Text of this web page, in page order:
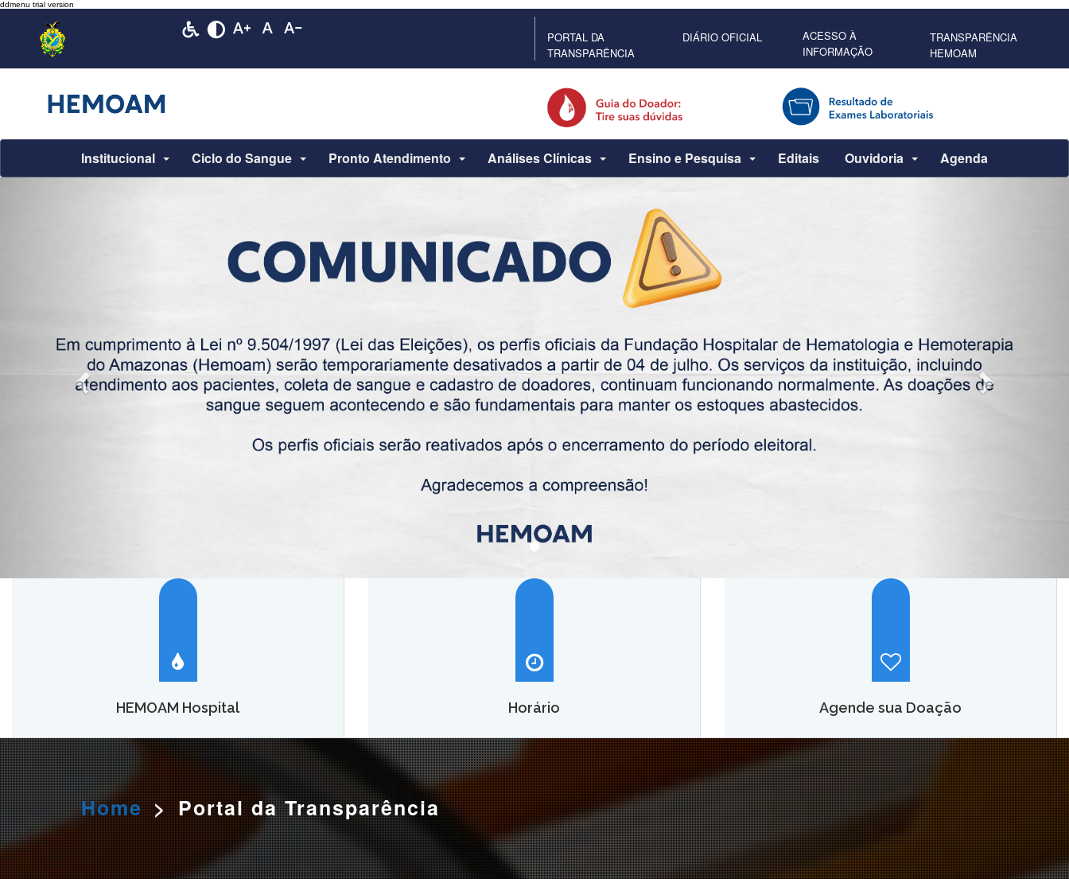
PORTAL DA
TRANSPARÊNCIA
DIÁRIO OFICIAL
ACESSO À
INFORMAÇÃO
TRANSPARÊNCIA
HEMOAM
Institucional Ciclo do Sangue Pronto Atendimento Análises Clínicas Ensino e Pesquisa Editais Ouvidoria Agenda
HEMOAM Hospital
O HEMOAM Hospital vai aumentar em até seis vezes a
capacidade atual de assistência hematológica e
oncohematológica do Amazonas,saiba mais.
Horário
Hemoam:Segunda a sábado, das 7h às 18h.
Maternidade Ana Braga:Temporariamente fechado.
Agende sua Doação
O AGENDAMENTO PELO SITE ESTÁ TEMPORARIAMENTE
SUSPENSO. PARA AGENDAR SUA DOAÇÃO LIGUE PARA:
3655 0166 OU 984319920 (WHATSAPP)
Home > Portal da Transparência